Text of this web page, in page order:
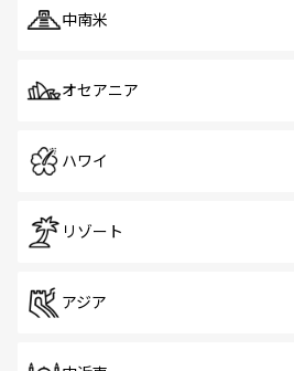
中南米
オセアニア
ハワイ
リゾート
アジア